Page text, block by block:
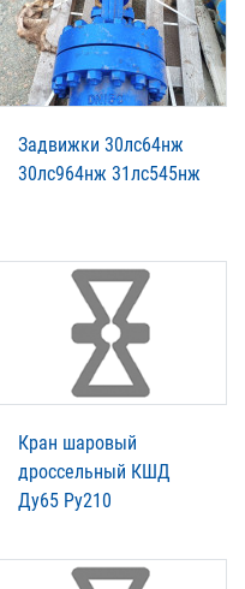
Задвижки 30лс64нж
30лс964нж 31лс545нж
Кран шаровый
дроссельный КШД
Ду65 Ру210